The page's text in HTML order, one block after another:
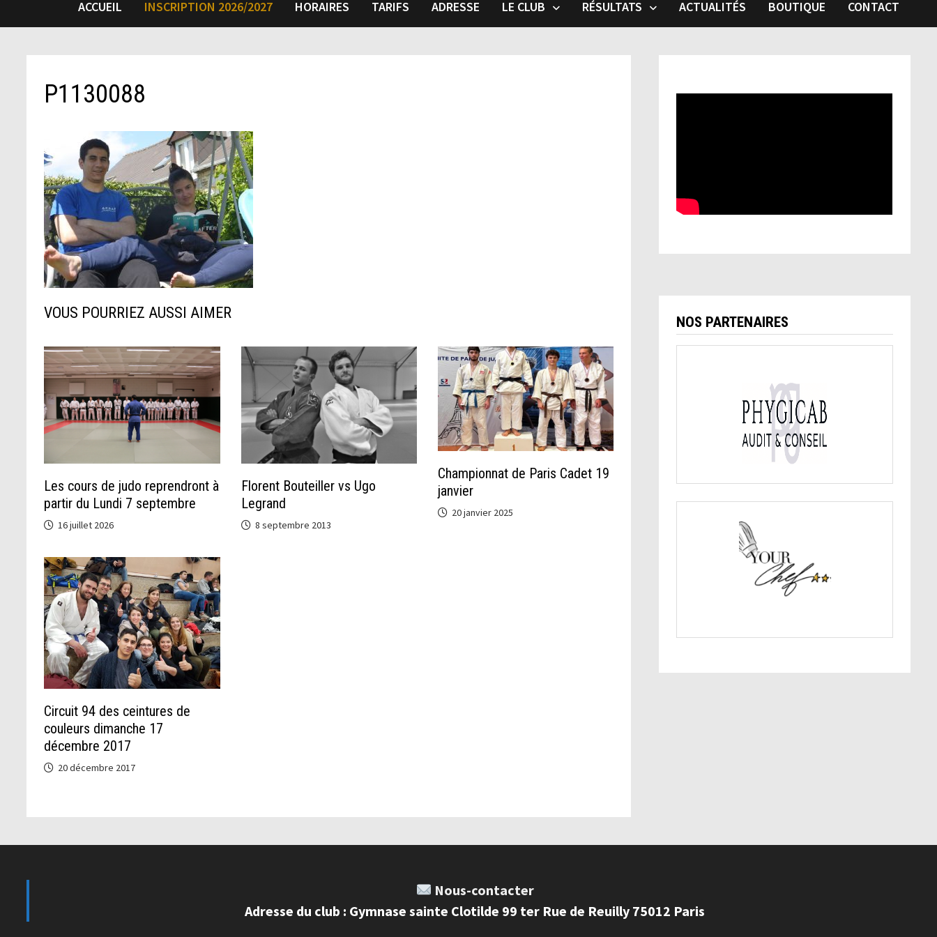
ACCUEIL INSCRIPTION 2026/2027 HORAIRES TARIFS ADRESSE LE CLUB RÉSULTATS ACTUALITÉS BOUTIQUE CONTACT
P1130088
VOUS POURRIEZ AUSSI AIMER
Les cours de judo reprendront à
partir du Lundi 7 septembre
16 juillet 2026
Florent Bouteiller vs Ugo
Legrand
8 septembre 2013
Championnat de Paris Cadet 19
janvier
20 janvier 2025
Circuit 94 des ceintures de
couleurs dimanche 17
décembre 2017
20 décembre 2017
NOS PARTENAIRES
Nous-contacter
Adresse du club : Gymnase sainte Clotilde 99 ter Rue de Reuilly 75012 Paris